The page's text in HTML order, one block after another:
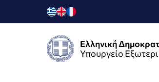
Ελληνική
Υπουργείο